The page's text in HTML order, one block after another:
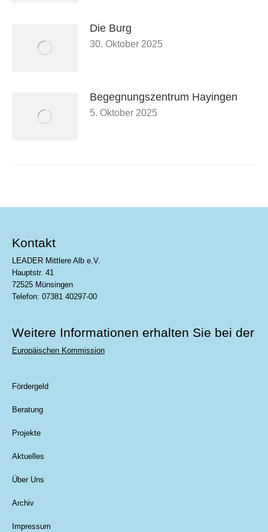
Die Burg
30. Oktober 2025
Begegnungszentrum Hayingen
5. Oktober 2025
Kontakt
LEADER Mittlere Alb e.V.
Hauptstr. 41
72525 Münsingen
Telefon: 07381 40297-00
Weitere Informationen erhalten Sie bei der
Europäischen Kommission
Fördergeld
Beratung
Projekte
Aktuelles
Über Uns
Archiv
Impressum